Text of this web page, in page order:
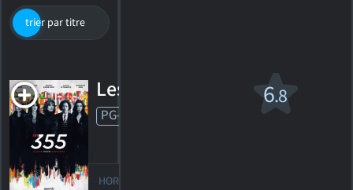
trier par titre
6.8
Les 355 v.f.
PG-13 2022. 2h02m Action/suspense
HORAIRES